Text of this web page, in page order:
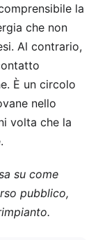
la
che non
Al contrario,
È un circolo
nello
volta che la
su come
pubblico,